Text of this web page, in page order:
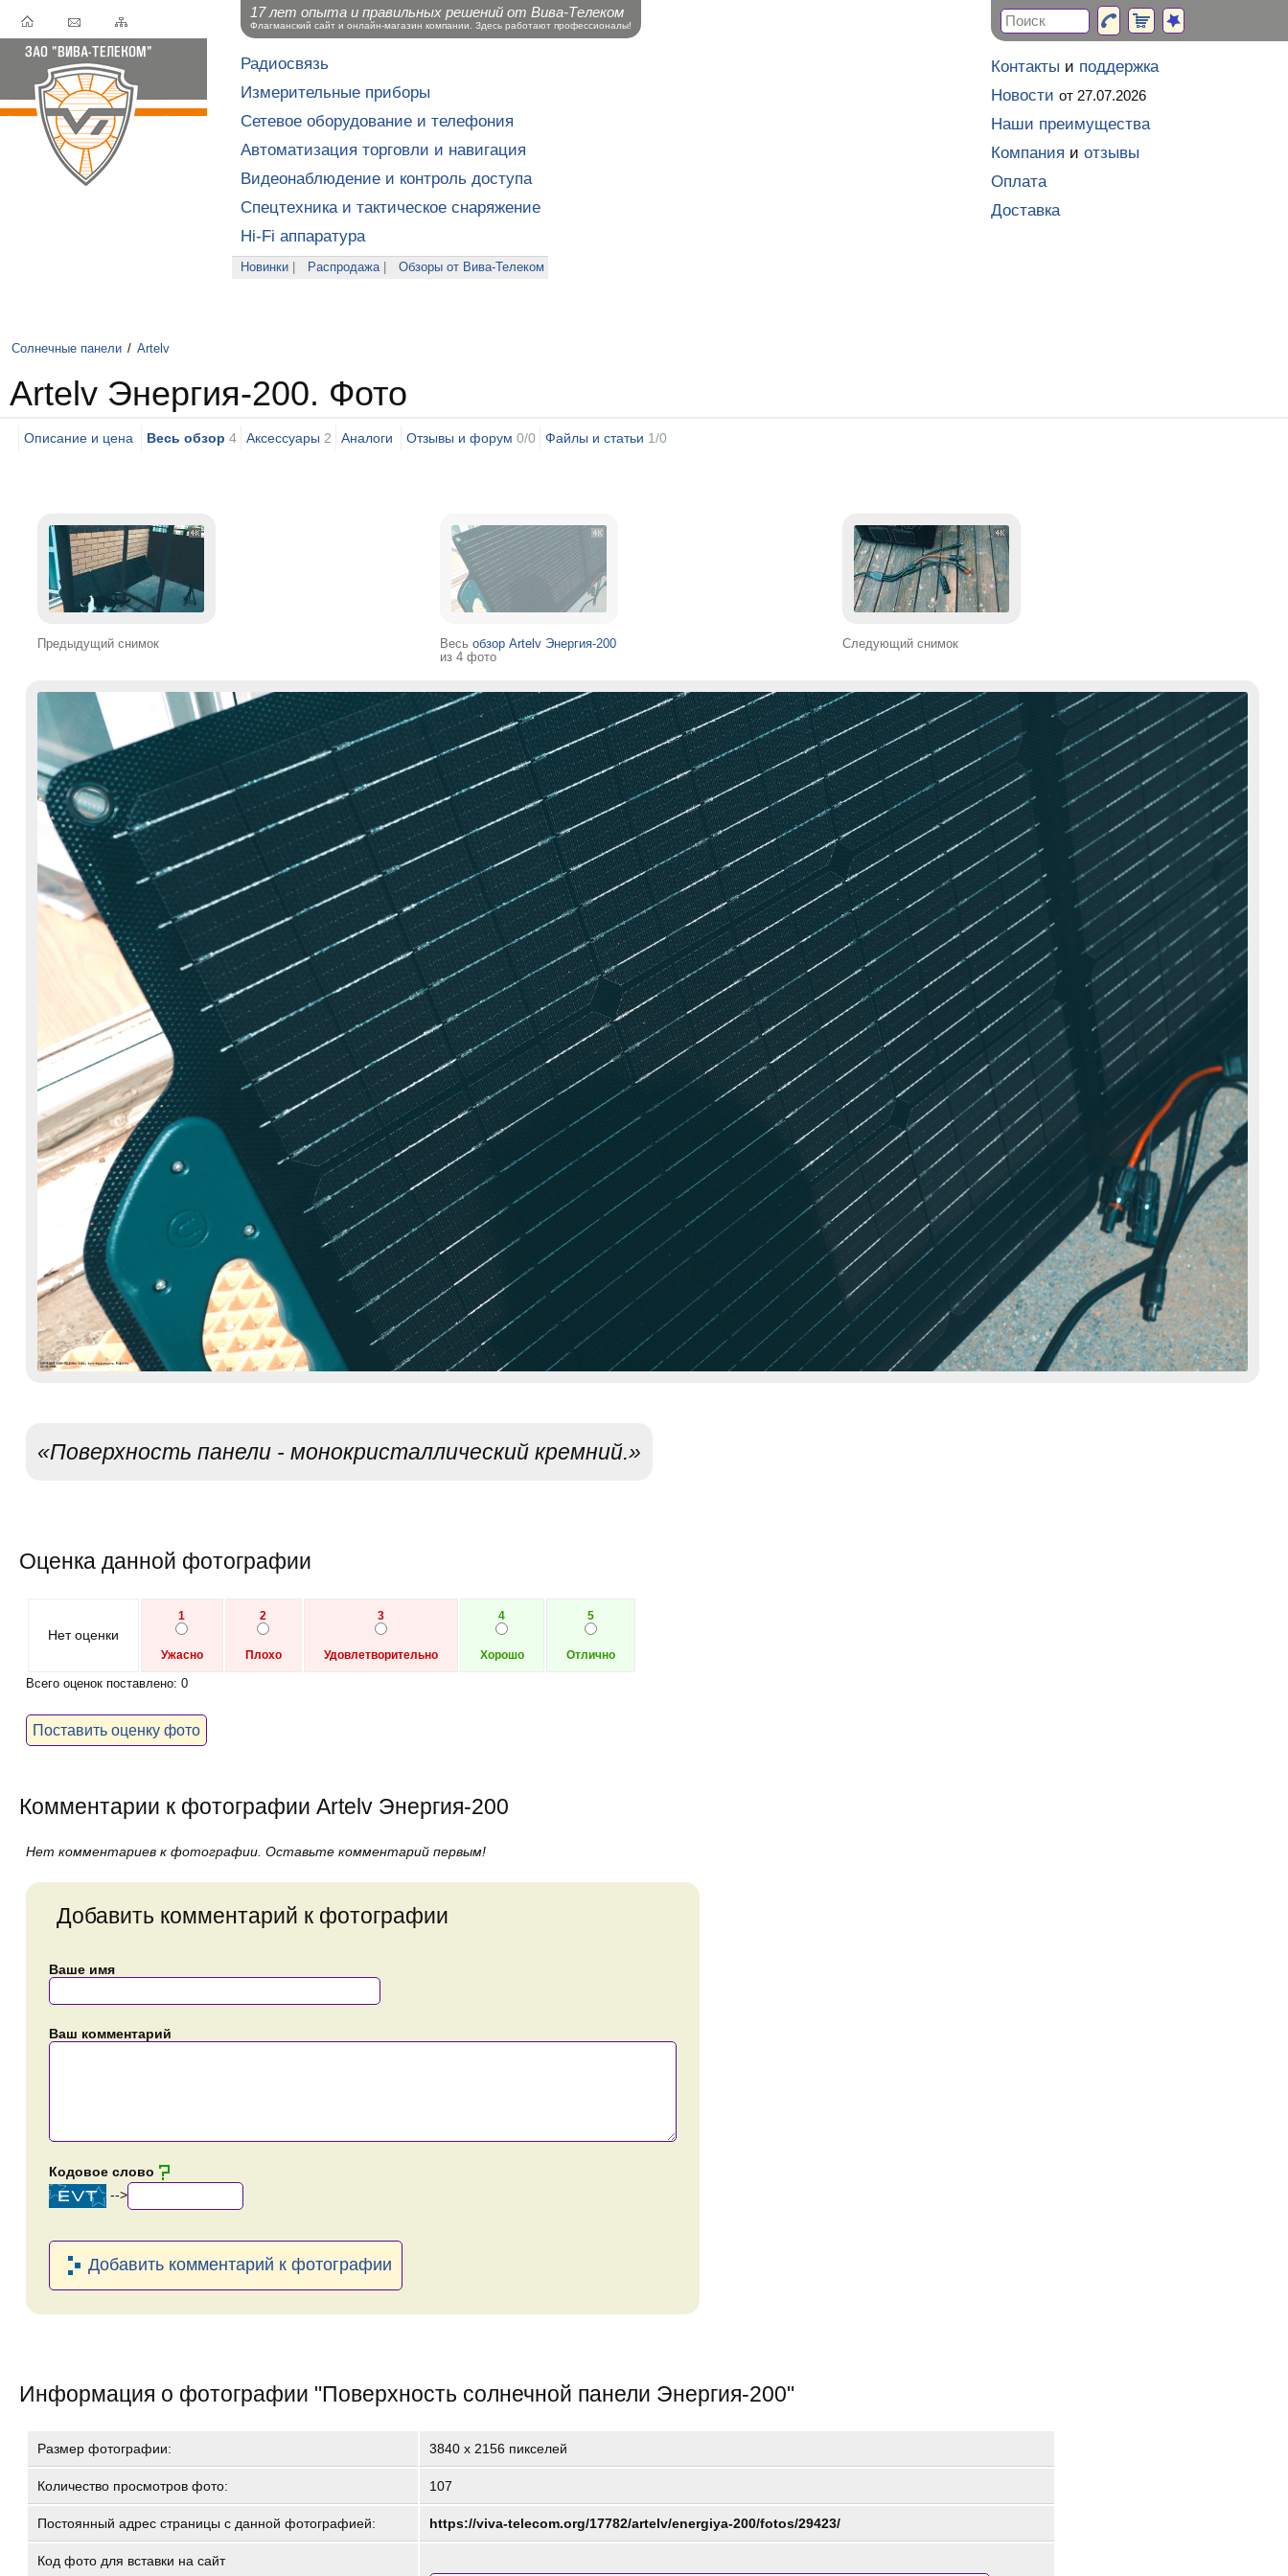
Радиосвязь
Измерительные приборы
Сетевое оборудование и телефония
Автоматизация торговли и навигация
Видеонаблюдение и контроль доступа
Спецтехника и тактическое снаряжение
Hi-Fi аппаратура
Новинки Распродажа| Обзоры от Вива-Телеком
Солнечные панели / Artelv
Artelv Энергия-200. Фото
Описание и цена Весь обзор 4 Аксессуары 2 Аналоги Отзывы и форум 0/0 Файлы и статьи 1/0
Предыдущий снимок Весь обзор Artelv Энергия-200
из 4 фото
Следующий снимок
«Поверхность панели - монокристаллический кремний.»
Оценка данной фотографии
Нет оценки
1
Ужасно
2
Плохо
3
Удовлетворительно
4
Хорошо
5
Отлично
Всего оценок поставлено: 0
Поставить оценку фото
Комментарии к фотографии Artelv Энергия-200
Нет комментариев к фотографии. Оставьте комментарий первым!
Добавить комментарий к фотографии
Ваше имя
Ваш комментарий
Кодовое слово
-->
Добавить комментарий к фотографии
Информация о фотографии "Поверхность солнечной панели Энергия-200"
Размер фотографии: 3840x 2156 пикселей
Количество просмотров фото: 107
Постоянный адрес страницы с данной фотографией: https://viva-telecom.org/17782/artelv/energiya-200/fotos/29423/
Код фото для вставки на сайт
Контакты и поддержка
Новости от 27.07.2026
Наши преимущества
Компания и отзывы
Оплата
Доставка
17 лет опыта и правильных решений от Вива-Телеком
Флагманский сайт и онлайн-магазин компании. Здесь работают профессионалы!